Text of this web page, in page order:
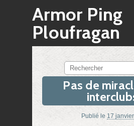
Armor Ping
Ploufragan
Rechercher
Pas de
Publié le 17